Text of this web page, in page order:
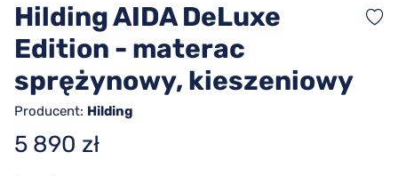
Hilding AIDA DeLuxe
Edition - materac
sprężynowy, kieszeniowy
Producent: Hilding
5 890 zł